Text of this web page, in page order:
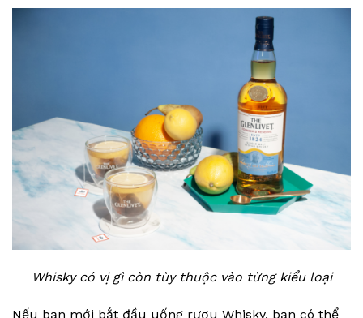
Whisky có vị gì còn tùy thuộc vào từng kiểu loại
Nếu bạn mới bắt đầu uống rượu Whisky, bạn có thể